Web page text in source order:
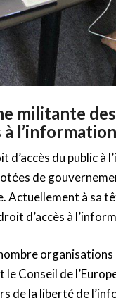
militante
à l’information
d’accès du public
de
Actuellement à sa
d’accès à
le Conseil de
de la liberté de